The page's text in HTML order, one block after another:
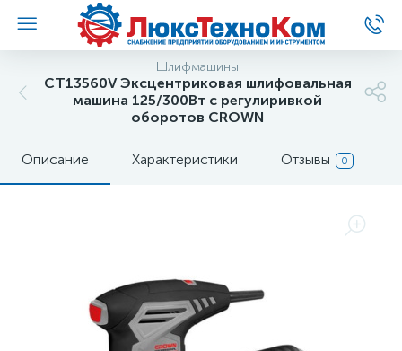
Шлифмашины
CT13560V Эксцентриковая шлифовальная
машина 125/300Вт с регулиривкой
оборотов CROWN
Описание Характеристики Отзывы 0